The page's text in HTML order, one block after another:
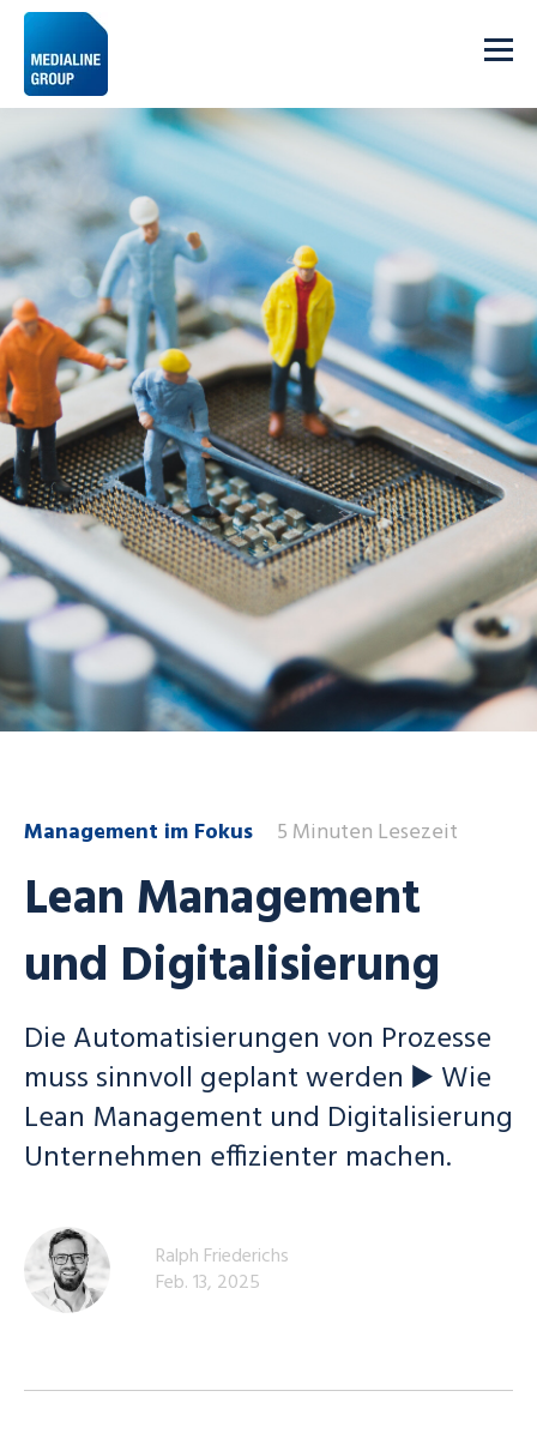
Management im Fokus 5 Minuten Lesezeit
Lean Management
und Digitalisierung
Die Automatisierungen von Prozesse
muss sinnvoll geplant werden ▶️ Wie
Lean Management und Digitalisierung
Unternehmen effizienter machen.
Ralph Friederichs
Feb. 13, 2025